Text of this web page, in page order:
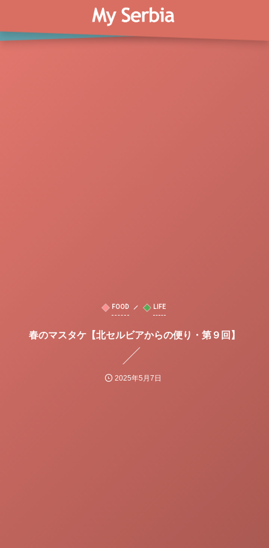
FOOD LIFE
春のマスタケ【北セルビアからの便り・第９回】
2025年5月7日